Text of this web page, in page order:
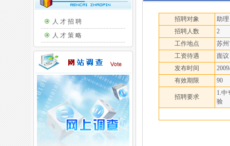
人 才 招 聘
人 才 策 略
招聘对象
助理
招聘人数
2
工作地点
苏
工资待遇
面议
发布时间
有效期限
90
招聘要求
1.中
验